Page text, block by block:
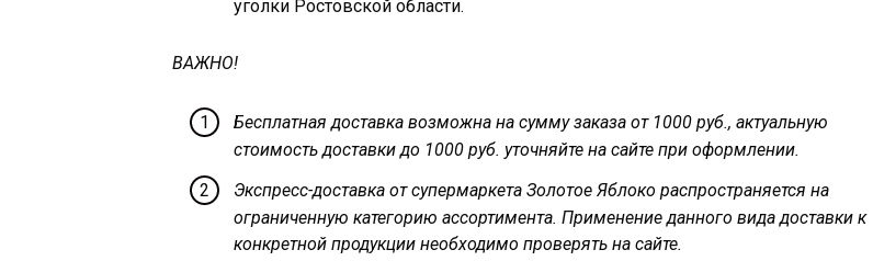
уголки Ростовской области.
ВАЖНО!
Бесплатная доставка возможна на сумму заказа от 1000 руб., актуальную
стоимость доставки до 1000 руб. уточняйте на сайте при оформлении.
Экспресс-доставка от супермаркета Золотое Яблоко распространяется на
ограниченную категорию ассортимента. Применение данного вида доставки к
конкретной продукции необходимо проверять на сайте.